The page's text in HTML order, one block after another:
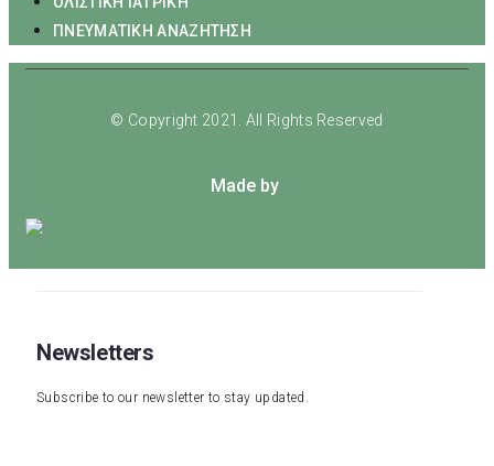
ΠΝΕΥΜΑΤΙΚΗ ΑΝΑΖΗΤΗΣΗ
© Copyright 2021. All Rights Reserved
Made by
Newsletters
Subscribe to our newsletter to stay updated.